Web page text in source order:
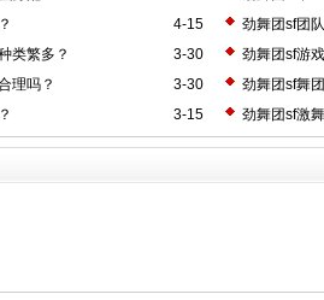
4-15
劲舞团sf团
3-30
类繁多？
劲舞团sf游
3-30
理吗？
劲舞团sf舞
3-15
劲舞团sf激